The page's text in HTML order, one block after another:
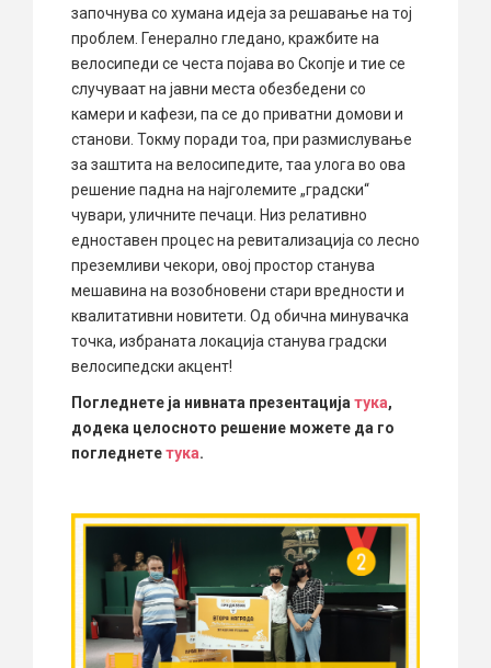
започнува со хумана идеја за решавање на тој
проблем. Генерално гледано, кражбите на
велосипеди се честа појава во Скопје и тие се
случуваат на јавни места обезбедени со
камери и кафези, па се до приватни домови и
станови. Токму поради тоа, при размислување
за заштита на велосипедите, таа улога во ова
решение падна на најголемите „градски“
чувари, уличните печаци. Низ релативно
едноставен процес на ревитализација со лесно
преземливи чекори, овој простор станува
мешавина на возобновени стари вредности и
квалитативни новитети. Од обична минувачка
точка, избраната локација станува градски
велосипедски акцент!
Погледнете ја нивната презентација тука,
додека целосното решение можете да го
погледнететука.